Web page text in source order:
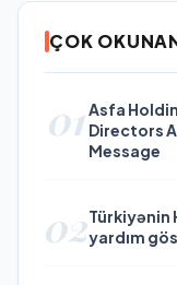
ÇOK
01Asfa
Directors
Message
02Türkiyənin
yardım